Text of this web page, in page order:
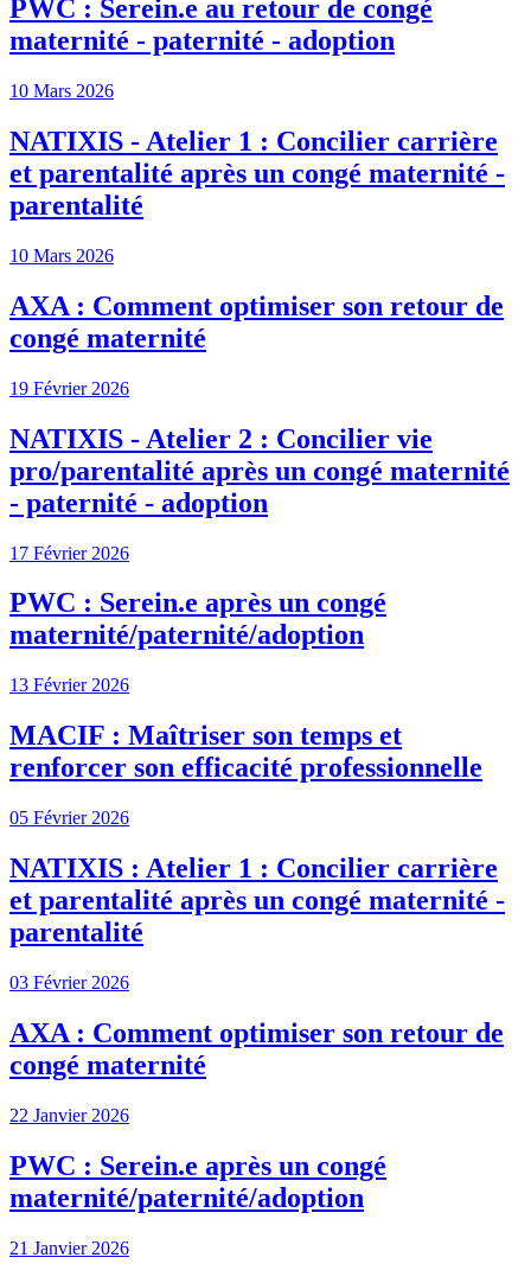
PWC : Serein.e au retour de congé
maternité - paternité - adoption
10 Mars 2026
NATIXIS - Atelier 1 : Concilier carrière
et parentalité après un congé maternité -
parentalité
10 Mars 2026
AXA : Comment optimiser son retour de
congé maternité
19 Février 2026
NATIXIS - Atelier 2 : Concilier vie
pro/parentalité après un congé maternité
- paternité - adoption
17 Février 2026
PWC : Serein.e après un congé
maternité/paternité/adoption
13 Février 2026
MACIF : Maîtriser son temps et
renforcer son efficacité professionnelle
05 Février 2026
NATIXIS : Atelier 1 : Concilier carrière
et parentalité après un congé maternité -
parentalité
03 Février 2026
AXA : Comment optimiser son retour de
congé maternité
22 Janvier 2026
PWC : Serein.e après un congé
maternité/paternité/adoption
21 Janvier 2026